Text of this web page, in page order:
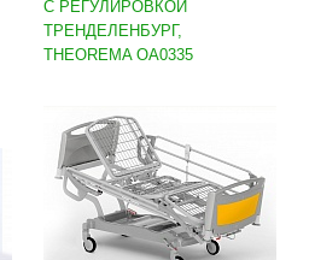
С РЕГУЛИРОВКОЙ
ТРЕНДЕЛЕНБУРГ,
THEOREMA OA0335